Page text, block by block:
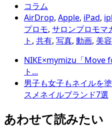
コラム
AirDrop, Apple, iPad,
プロモ, サロンプロモマ
ト , 共有, 写真, 動画, 美
NIKE×mymizu「Move
ト...
男子も女子もネイルを
スメネイルブランド7選
あわせて読みたい